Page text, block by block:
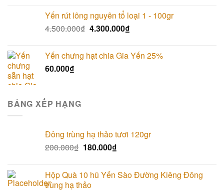
Yến rút lông nguyên tổ loại 1 - 100gr
4.500.000₫ 4.300.000₫
Yến chưng hạt chia Gia Yến 25%
60.000₫
BẢNG XẾP HẠNG
Đông trùng hạ thảo tươi 120gr
200.000₫ 180.000₫
Hộp Quà 10 hũ Yến Sào Đường Kiêng Đông
trùng hạ thảo